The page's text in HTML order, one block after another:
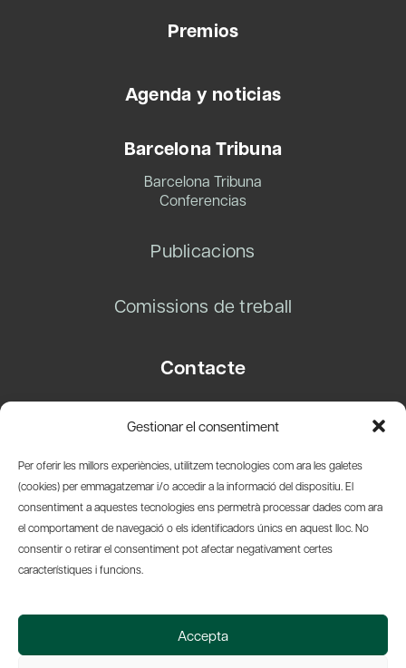
Gestionar el consentiment
Per oferir les millors experiències, utilitzem tecnologies com ara les galetes
(cookies) per emmagatzemar i/o accedir a la informació del dispositiu. El
consentiment a aquestes tecnologies ens permetrà processar dades com ara
el comportament de navegació o els identificadors únics en aquest lloc. No
consentir o retirar el consentiment pot afectar negativament certes
característiques i funcions.
Accepta
Premios
Agenda y noticias
Barcelona Tribuna
Barcelona Tribuna
Conferencias
Publicacions
Comissions de treball
Contacte
08003 Barcelona
info@amicsdelpais.com
Suscripció Newsletter
© 2026 Societat Econòmica Barcelonesa d'Amics del País